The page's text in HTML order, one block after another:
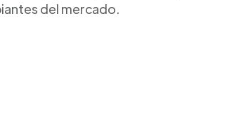
del mercado.